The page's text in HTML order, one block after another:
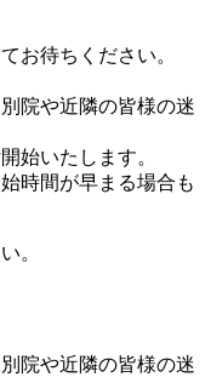
お待ちください。
院や近隣の皆様の迷
始いたします。
時間が早まる場合も
。
院や近隣の皆様の迷